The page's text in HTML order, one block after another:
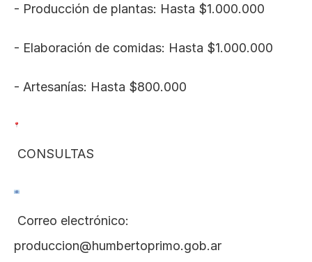
- Producción de plantas: Hasta $1.000.000
- Elaboración de comidas: Hasta $1.000.000
- Artesanías: Hasta $800.000
CONSULTAS
produccion@humbertoprimo.gob.ar